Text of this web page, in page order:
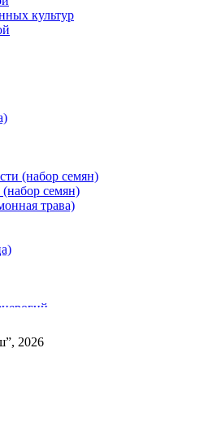
культур
(набор семян)
семян)
трава)
2026